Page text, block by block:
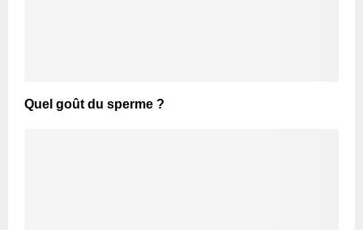
Quel goût du sperme ?